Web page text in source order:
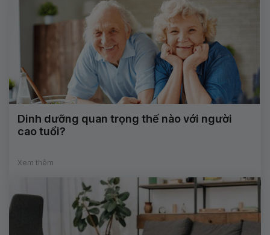
Dinh dưỡng quan trọng thế nào với người
cao tuổi?
Xem thêm